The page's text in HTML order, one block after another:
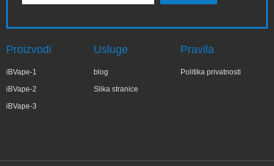
Proizvodi
iBVape-1
iBVape-2
iBVape-3
Usluge
blog
Slika stranice
Pravila
Politika privatnosti